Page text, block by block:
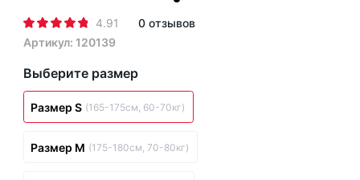
4.91
0 отзывов
Артикул: 120139
Выберите размер
Размер S (165-175см, 60-70кг)
Размер M (175-180см, 70-80кг)